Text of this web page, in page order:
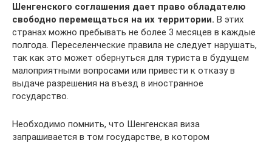
Шенгенского соглашения дает право обладателю
свободно перемещаться на их территории. В этих
странах можно пребывать не более 3 месяцев в каждые
полгода. Переселенческие правила не следует нарушать,
так как это может обернуться для туриста в будущем
малоприятными вопросами или привести к отказу в
выдаче разрешения на въезд в иностранное
государство.
Необходимо помнить, что Шенгенская виза
запрашивается в том государстве, в котором